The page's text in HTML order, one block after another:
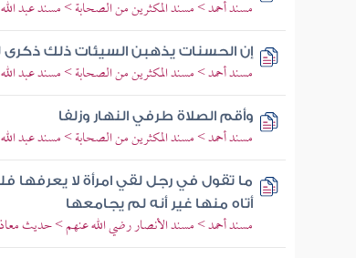
مسند أحمد > مسند المكثرين من الصحابة > مسند عبد
إن الحسنات يذهبن السيئات ذلك ذكرى
مسند أحمد > مسند المكثرين من الصحابة > مسند عبد
وأقم الصلاة طرفي النهار وزلفا
مسند أحمد > مسند المكثرين من الصحابة > مسند عبد
ما تقول في رجل لقي امرأة لا يعرفها
أتاه منها غير أنه لم يجامعها
مسند أحمد > مسند الأنصار رضي الله عنهم > حديث